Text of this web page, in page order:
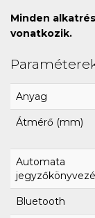
Minden
vonatkozik.
Anyag
Átmérő (mm)
Automata
Bluetooth